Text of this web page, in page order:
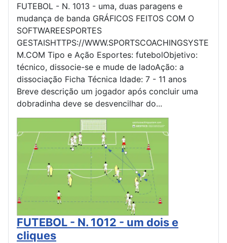
FUTEBOL - N. 1013 - uma, duas paragens e
mudança de banda GRÁFICOS FEITOS COM O
SOFTWAREESPORTES
GESTAISHTTPS://WWW.SPORTSCOACHINGSYSTE
M.COM Tipo e Ação Esportes: futebolObjetivo:
técnico, dissocie-se e mude de ladoAção: a
dissociação Ficha Técnica Idade: 7 - 11 anos
Breve descrição um jogador após concluir uma
dobradinha deve se desvencilhar do...
FUTEBOL - N. 1012 - um dois e
cliques